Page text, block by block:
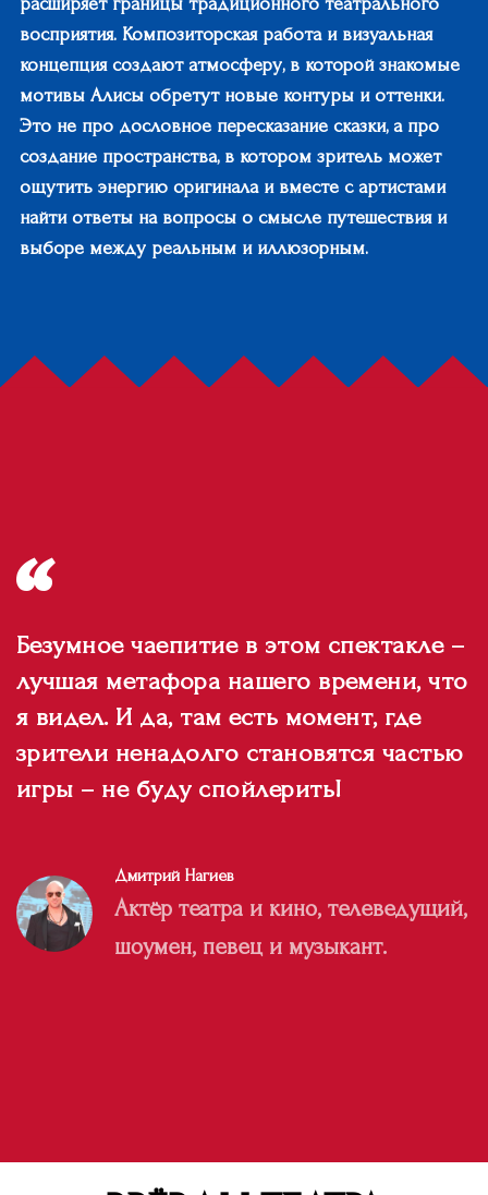
восприятия. Композиторская работа и визуальная
концепция создают атмосферу, в которой знакомые
мотивы Алисы обретут новые контуры и оттенки.
Это не про дословное пересказание сказки, а про
создание пространства, в котором зритель может
ощутить энергию оригинала и вместе с артистами
найти ответы на вопросы о смысле путешествия и
выборе между реальным и иллюзорным.
Безумное чаепитие в этом спектакле –
лучшая метафора нашего времени, что
я видел. И да, там есть момент, где
зрители ненадолго становятся частью
игры – не буду спойлерить!
Дмитрий Нагиев
Актёр театра и кино, телеведущий,
шоумен, певец и музыкант.